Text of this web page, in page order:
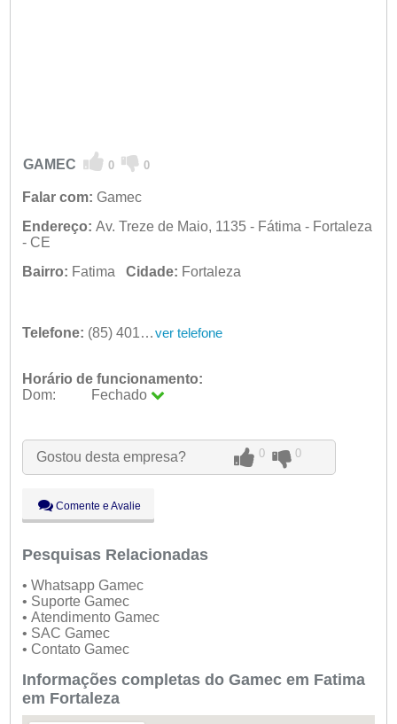
GAMEC 0 0
Falar com: Gamec
Endereço: Av. Treze de Maio, 1135 - Fátima - Fortaleza
- CE
Bairro: Fatima Cidade: Fortaleza
Telefone: (85) 4012-2222 ver telefone
Horário de funcionamento:
Dom:
Fechado
Qua:
09:00 - 18:00
Qui:
09:00 - 18:00
Sáb:
Dom:
Fechado
Gostou desta empresa? 0 0
Comente e Avalie
Pesquisas Relacionadas
• Whatsapp Gamec
• Suporte Gamec
• Atendimento Gamec
• SAC Gamec
• Contato Gamec
Informações completas do Gamec em Fatima
em Fortaleza